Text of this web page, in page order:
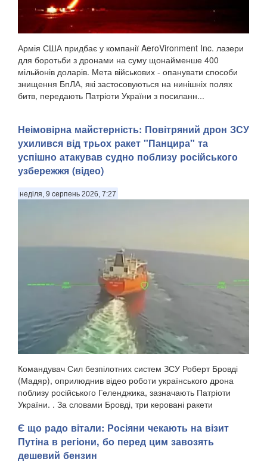
Армія США придбає у компанії AeroVironment Inc. лазери
для боротьби з дронами на суму щонайменше 400
мільйонів доларів. Мета військових - опанувати способи
знищення БпЛА, які застосовуються на нинішніх полях
битв, передають Патріоти України з посиланн...
Неімовірна майстерність: Повітряний дрон ЗСУ
ухилився від трьох ракет "Панцира" та
успішно атакував судно поблизу російського
узбережжя (відео)
неділя, 9 серпень 2026, 7:27
Командувач Сил безпілотних систем ЗСУ Роберт Бровді
(Мадяр), оприлюднив відео роботи українського дрона
поблизу російського Геленджика, зазначають Патріоти
України. . За словами Бровді, три керовані ракети
Є що радо вітали: Росіяни чекають на візит
Путіна в регіони, бо перед цим завозять
дешевий бензин